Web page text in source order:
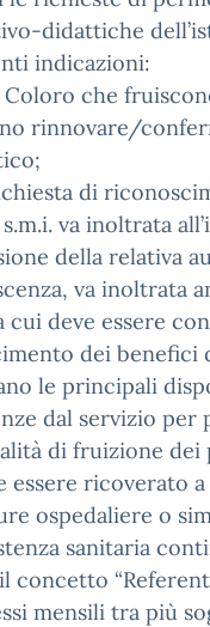
didattiche
indicazioni:
Coloro che
rinnovare/
di
va inoltrata
della relativa
va inoltrata
deve essere
dei benefici
le principali
dal servizio
di fruizione dei
essere
ospedaliere o
sanitaria
concetto
mensili tra più